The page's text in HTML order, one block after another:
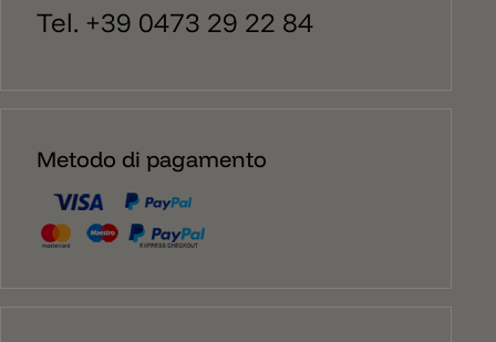
Tel. +39 0473 29 22 84
Metodo di pagamento